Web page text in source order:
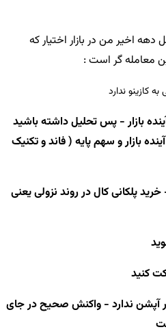
دهه اخیر من در بازار اختیار که
معامله گر‌ است :
کازینو ندارد
بازار - پس تحلیل داشته باشید
بازار و سهم پایه ( فاند و تکنیک
پلکانی کال در روند نزولی یعنی
کنید
آپشن ندارد - واکنش صحیح در جای